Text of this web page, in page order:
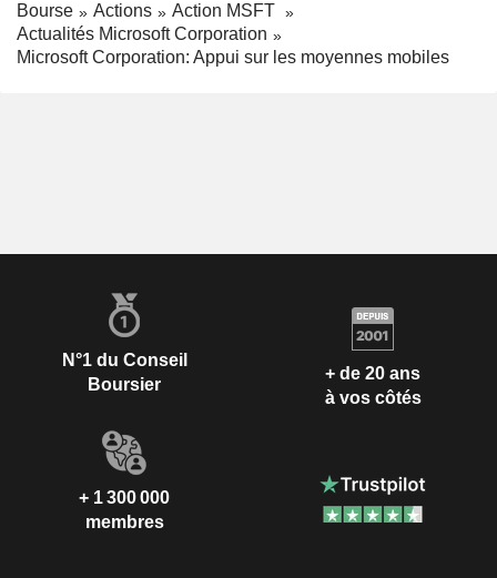
Bourse Actions
Action MSFT
Actualités Microsoft Corporation
Microsoft Corporation: Appui sur les moyennes mobiles
N°1 du Conseil
Boursier
+ de 20 ans
à vos côtés
+ 1 300 000
membres